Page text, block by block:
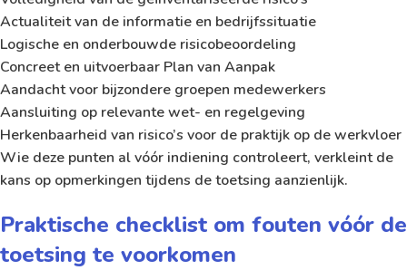
Actualiteit van de informatie en bedrijfssituatie
Logische en onderbouwde risicobeoordeling
Concreet en uitvoerbaar Plan van Aanpak
Aandacht voor bijzondere groepen medewerkers
Aansluiting op relevante wet- en regelgeving
Herkenbaarheid van risico’s voor de praktijk op de werkvloer
Wie deze punten al vóór indiening controleert, verkleint de
kans op opmerkingen tijdens de toetsing aanzienlijk.
Praktische checklist om fouten vóór de
toetsing te voorkomen